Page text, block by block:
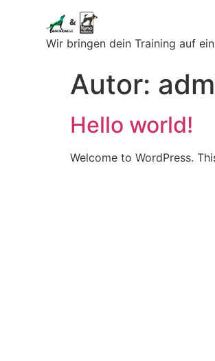
Wir bringen dein Training auf
Autor:
Hello world!
Welcome to WordPress.